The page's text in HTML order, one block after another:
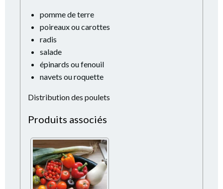
pomme de terre
poireaux ou carottes
radis
salade
épinards ou fenouil
navets ou roquette
Distribution des poulets
Produits associés